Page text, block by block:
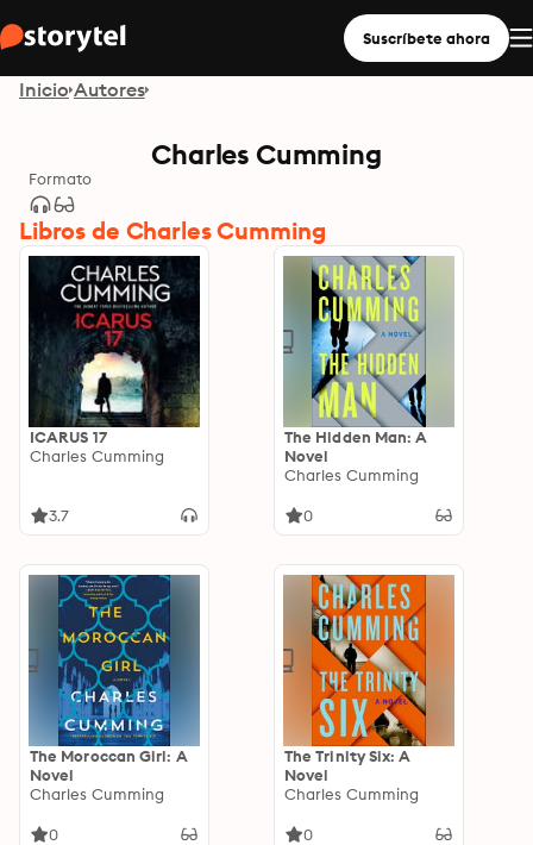
Suscríbete ahora
Inicio Autores
Charles Cumming
Formato
Libros de Charles Cumming
ICARUS 17
Charles Cumming
3.7
The Hidden Man: A
Novel
Charles Cumming
0
The Moroccan Girl: A
Novel
Charles Cumming
0
The Trinity Six: A
Novel
Charles Cumming
0